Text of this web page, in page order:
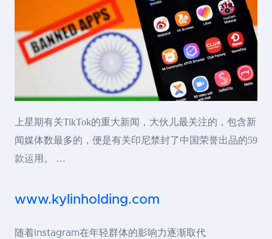
上星期有关TikTok的重大新闻，大伙儿最关注的，包含新
闻媒体数最多的，便是有关印尼禁封了中国荣誉出品的59
款运用。 …
www.kylinholding.com
随着Instagram在年轻群体的影响力逐渐取代